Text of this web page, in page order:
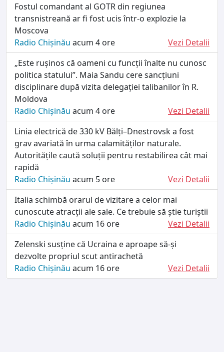
Fostul comandant al GOTR din regiunea
transnistreană ar fi fost ucis într-o explozie la
Moscova
Radio Chișinău acum 4 ore
Vezi Detalii
„Este rușinos că oameni cu funcții înalte nu cunosc
politica statului”. Maia Sandu cere sancțiuni
disciplinare după vizita delegației talibanilor în R.
Moldova
Radio Chișinău acum 4 ore
Vezi Detalii
Linia electrică de 330 kV Bălți–Dnestrovsk a fost
grav avariată în urma calamităților naturale.
Autoritățile caută soluții pentru restabilirea cât mai
rapidă
Radio Chișinău acum 5 ore
Vezi Detalii
Italia schimbă orarul de vizitare a celor mai
cunoscute atracții ale sale. Ce trebuie să știe turiștii
Radio Chișinău acum 16 ore
Vezi Detalii
Zelenski susține că Ucraina e aproape să-și
dezvolte propriul scut antirachetă
Radio Chișinău acum 16 ore Vezi Detalii